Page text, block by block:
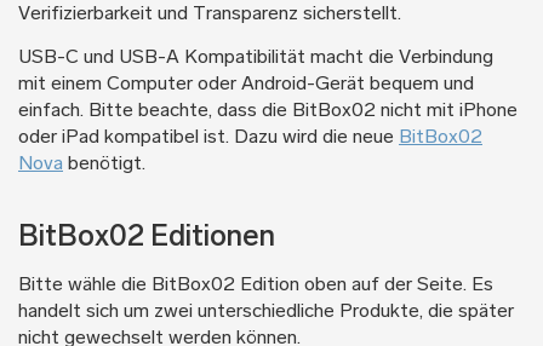
Verifizierbarkeit und Transparenz sicherstellt.
USB-C und USB-A Kompatibilität macht die Verbindung
mit einem Computer oder Android-Gerät bequem und
einfach. Bitte beachte, dass die BitBox02 nicht mit iPhone
oder iPad kompatibel ist. Dazu wird die neue BitBox02
Nova benötigt.
BitBox02 Editionen
Bitte wähle die BitBox02 Edition oben auf der Seite. Es
handelt sich um zwei unterschiedliche Produkte, die später
nicht gewechselt werden können.